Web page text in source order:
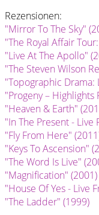
Rezensionen:
"Mirror To The Sky"
"The Royal Affair
"Live At The Apollo"
"The Steven Wilson
"Topographic Drama:
"Progeny – Highlights
"Heaven & Earth"
"In The Present - Live
"Fly From Here"
"Keys To Ascension"
"The Word Is Live"
"Magnification" (2001)
"House Of Yes - Live
"The Ladder" (1999)